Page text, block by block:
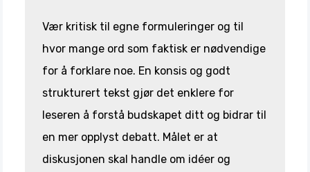
Vær kritisk til egne formuleringer og til
hvor mange ord som faktisk er nødvendige
for å forklare noe. En konsis og godt
strukturert tekst gjør det enklere for
leseren å forstå budskapet ditt og bidrar til
en mer opplyst debatt. Målet er at
diskusjonen skal handle om idéer og